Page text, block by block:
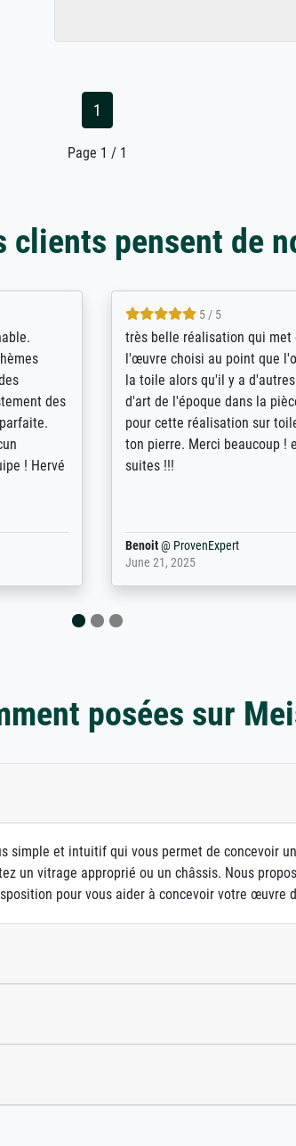
1
Page 1 / 1
clients pensent de
4 / 5
De levering door Bpost was
desastreus. De gemelde
sloeg nergens op. Er werd
aangebeld en niet geleverd
voorziene dag. Er werd ook
duidelijke informatie
er dan met het pakket ging
Anonym@ProvenExpert
December 12, 2025
posées sur
simple et intuitif qui vous permet de concevoir
un vitrage approprié ou un châssis. Nous
pour vous aider à concevoir votre œuvre